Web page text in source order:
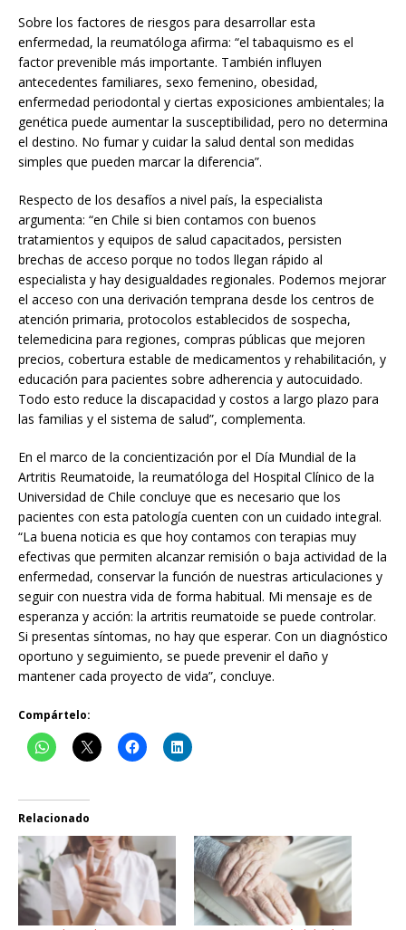
Sobre los factores de riesgos para desarrollar esta
enfermedad, la reumatóloga afirma: “el tabaquismo es el
factor prevenible más importante. También influyen
antecedentes familiares, sexo femenino, obesidad,
enfermedad periodontal y ciertas exposiciones ambientales; la
genética puede aumentar la susceptibilidad, pero no determina
el destino. No fumar y cuidar la salud dental son medidas
simples que pueden marcar la diferencia”.
Respecto de los desafíos a nivel país, la especialista
argumenta: “en Chile si bien contamos con buenos
tratamientos y equipos de salud capacitados, persisten
brechas de acceso porque no todos llegan rápido al
especialista y hay desigualdades regionales. Podemos mejorar
el acceso con una derivación temprana desde los centros de
atención primaria, protocolos establecidos de sospecha,
telemedicina para regiones, compras públicas que mejoren
precios, cobertura estable de medicamentos y rehabilitación, y
educación para pacientes sobre adherencia y autocuidado.
Todo esto reduce la discapacidad y costos a largo plazo para
las familias y el sistema de salud”, complementa.
En el marco de la concientización por el Día Mundial de la
Artritis Reumatoide, la reumatóloga del Hospital Clínico de la
Universidad de Chile concluye que es necesario que los
pacientes con esta patología cuenten con un cuidado integral.
“La buena noticia es que hoy contamos con terapias muy
efectivas que permiten alcanzar remisión o baja actividad de la
enfermedad, conservar la función de nuestras articulaciones y
seguir con nuestra vida de forma habitual. Mi mensaje es de
esperanza y acción: la artritis reumatoide se puede controlar.
Si presentas síntomas, no hay que esperar. Con un diagnóstico
oportuno y seguimiento, se puede prevenir el daño y
mantener cada proyecto de vida”, concluye.
Compártelo:
Relacionado